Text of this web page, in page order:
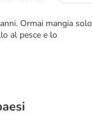
Ormai mangia solo
al pesce e lo